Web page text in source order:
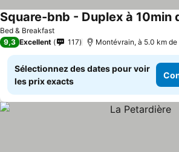
Bed & Breakfast
9,3 Excellent 117 Montévrain, à 5.0 km
Sélectionnez des dates pour voir
les prix exacts